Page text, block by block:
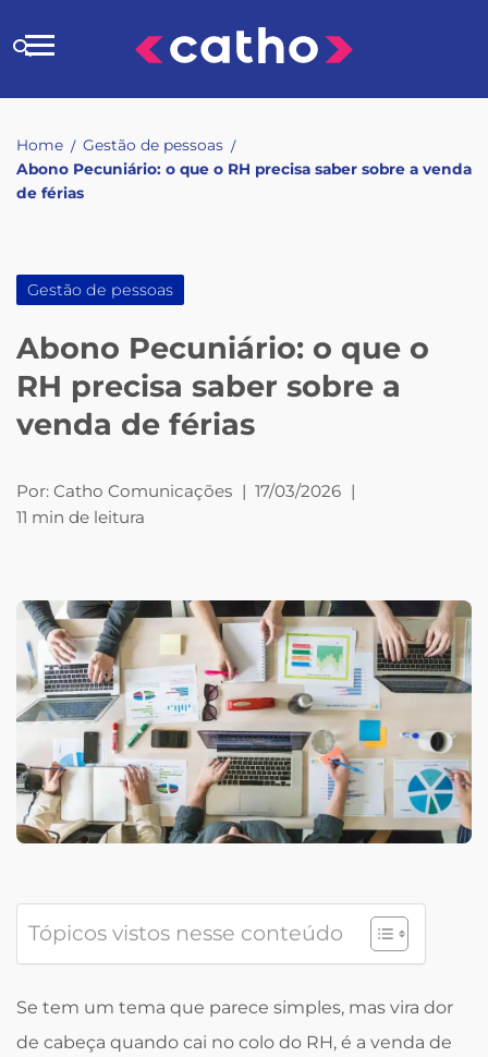
to
Buscar
Home / Gestão de pessoas /
Abono Pecuniário: o que o RH precisa saber sobre a venda
de férias
Gestão de pessoas
Abono Pecuniário: o que o
RH precisa saber sobre a
venda de férias
Por: Catho Comunicações | 17/03/2026 |
11 min de leitura
Tópicos vistos nesse conteúdo
Se tem um tema que parece simples, mas vira dor
de cabeça quando cai no colo do RH, é a venda de